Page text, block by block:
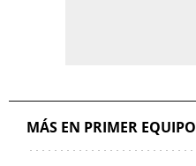
MÁS EN PRIMER EQUIPO